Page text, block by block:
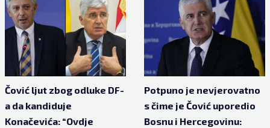
Čović ljut zbog odluke DF-
a da kandiduje
Konačevića: “Ovdje
Potpuno je nevjerovatno
s čime je Čović uporedio
Bosnu i Hercegovinu: